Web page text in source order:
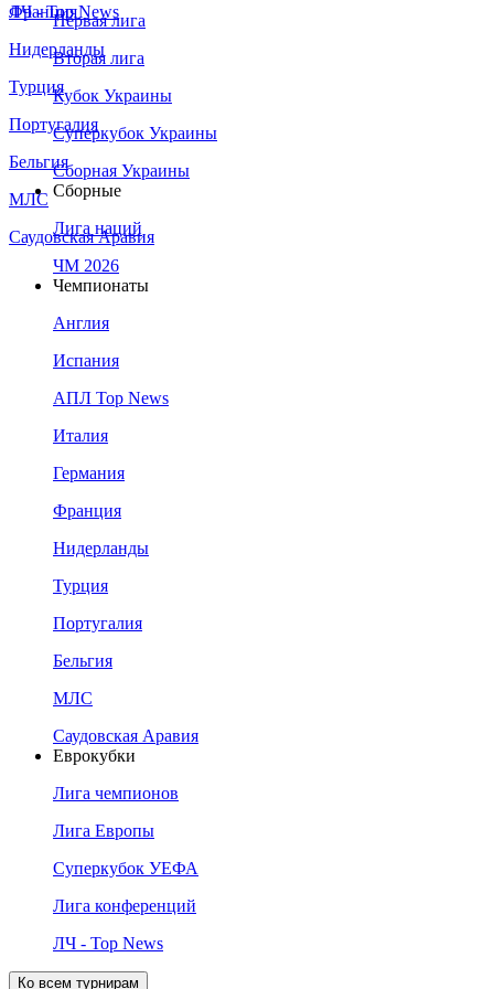
Франция
Нидерланды
Турция
Португалия
Бельгия
МЛС
Саудовская Аравия
ЛЧ - Top News
Первая лига
Вторая лига
Кубок Украины
Суперкубок Украины
Сборная Украины
Сборные
Лига наций
ЧМ 2026
Чемпионаты
Англия
Испания
АПЛ Top News
Италия
Германия
Франция
Нидерланды
Турция
Португалия
Бельгия
МЛС
Саудовская Аравия
Еврокубки
Лига чемпионов
Лига Европы
Суперкубок УЕФА
Лига конференций
ЛЧ - Top News
Ко всем турнирам